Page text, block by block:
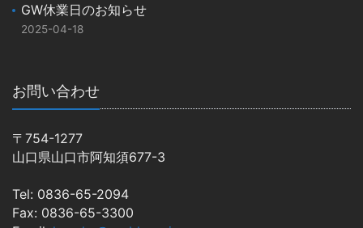
GW休業日のお知らせ
2025-04-18
お問い合わせ
〒754-1277
山口県山口市阿知須677-3
Tel: 0836-65-2094
Fax: 0836-65-3300